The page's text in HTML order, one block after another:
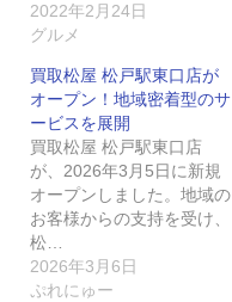
2022年2月24日
グルメ
買取松屋 松戸駅東口店が
オープン！地域密着型のサ
ービスを展開
買取松屋 松戸駅東口店
が、2026年3月5日に新規
オープンしました。地域の
お客様からの支持を受け、
松…
2026年3月6日
ぷれにゅー